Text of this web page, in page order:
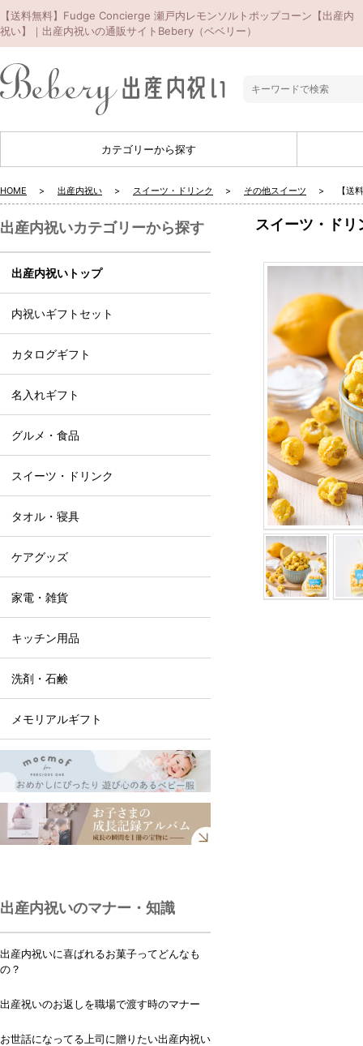
【送料無料】Fudge Concierge 瀬戸内レモンソルトポップコーン【出産内
祝い】｜出産内祝いの通販サイトBebery（ベベリー）
カテゴリーから探す
HOME 出産内祝い スイーツ・ドリンク その他スイーツ 【送
スイーツ・ドリ
出産内祝いカテゴリーから探す
出産内祝いトップ
内祝いギフトセット
カタログギフト
名入れギフト
グルメ・食品
スイーツ・ドリンク
タオル・寝具
ケアグッズ
家電・雑貨
キッチン用品
洗剤・石鹸
メモリアルギフト
出産内祝いのマナー・知識
出産内祝いに喜ばれるお菓子ってどんなも
の？
出産祝いのお返しを職場で渡す時のマナー
お世話になってる上司に贈りたい出産内祝い